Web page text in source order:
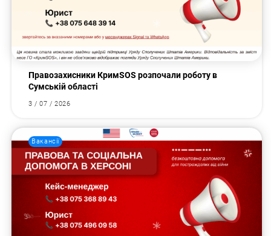
Правозахисники КримSOS розпочали роботу в
Сумській області
3 / 07 / 2026
Вакансії